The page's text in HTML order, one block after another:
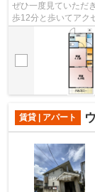
ぜひ一度見ていただ
歩12分と歩いてアク
の物件です♪こちら
賃貸 | アパート